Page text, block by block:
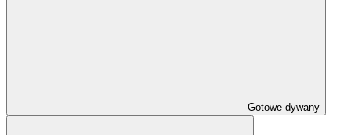
Gotowe dywany